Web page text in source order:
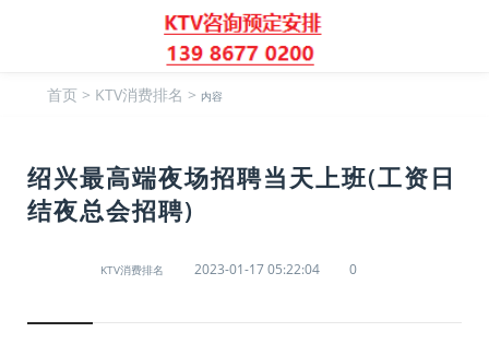
首页 > KTV消费排名 > 内容
绍兴最高端夜场招聘当天上班(工资日
结夜总会招聘)
KTV消费排名 2023-01-17 05:22:04 0